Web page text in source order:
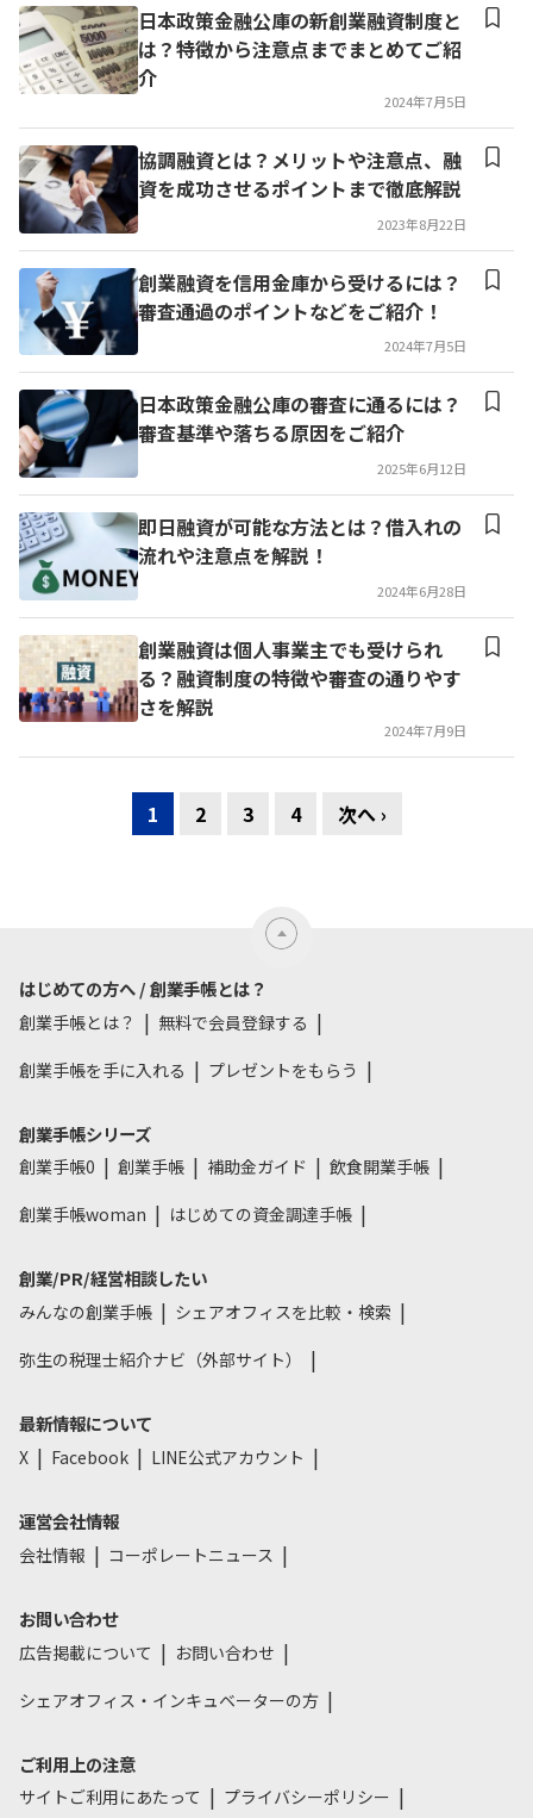
日本政策金融公庫の新創業融資制度と
は？特徴から注意点までまとめてご紹
介
2024年7月5日
協調融資とは？メリットや注意点、融
資を成功させるポイントまで徹底解説
2023年8月22日
創業融資を信用金庫から受けるには？
審査通過のポイントなどをご紹介！
2024年7月5日
日本政策金融公庫の審査に通るには？
審査基準や落ちる原因をご紹介
2025年6月12日
即日融資が可能な方法とは？借入れの
流れや注意点を解説！
2024年6月28日
創業融資は個人事業主でも受けられ
る？融資制度の特徴や審査の通りやす
さを解説
2024年7月9日
1 2 3 4 次へ ›
はじめての方へ / 創業手帳とは？
創業手帳とは？
無料で会員登録する
創業手帳を手に入れる
プレゼントをもらう
創業手帳シリーズ
創業手帳0 創業手帳 補助金ガイド
飲食開業手帳
創業手帳woman
はじめての資金調達手帳
創業/PR/経営相談したい
みんなの創業手帳
シェアオフィスを比較・検索
弥生の税理士紹介ナビ（外部サイト）
最新情報について
X Facebook LINE公式アカウント
運営会社情報
会社情報 コーポレートニュース
お問い合わせ
広告掲載について
お問い合わせ
シェアオフィス・インキュベーターの方
ご利用上の注意
サイトご利用にあたって プライバシーポリシー